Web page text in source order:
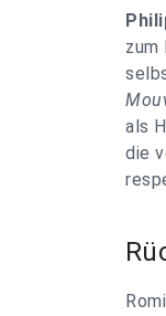
zum
als
die